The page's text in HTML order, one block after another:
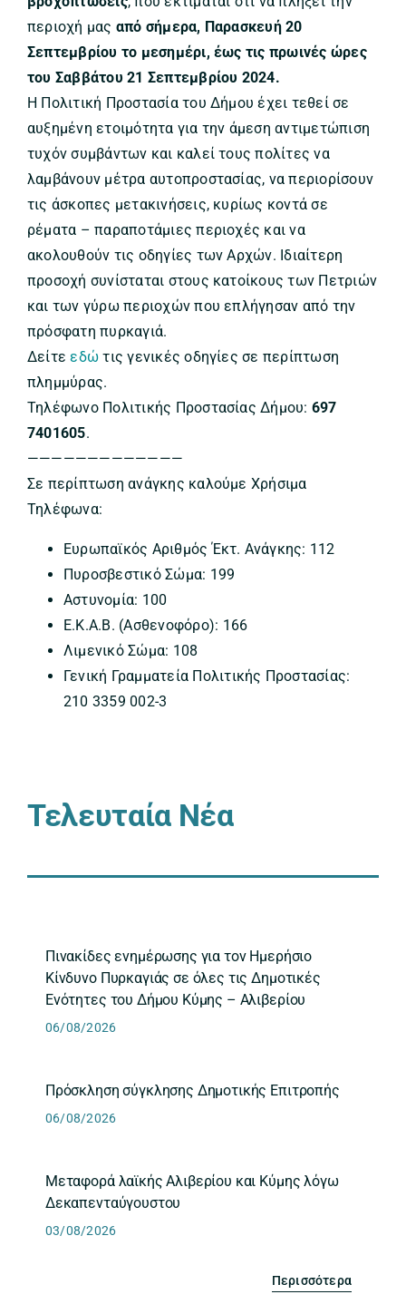
περιοχή μας από σήμερα, Παρασκευή 20
Σεπτεμβρίου το μεσημέρι, έως τις πρωινές ώρες
του Σαββάτου 21 Σεπτεμβρίου 2024.
Η Πολιτική Προστασία του Δήμου έχει τεθεί σε
αυξημένη ετοιμότητα για την άμεση αντιμετώπιση
τυχόν συμβάντων και καλεί τους πολίτες να
λαμβάνουν μέτρα αυτοπροστασίας, να περιορίσουν
τις άσκοπες μετακινήσεις, κυρίως κοντά σε
ρέματα – παραποτάμιες περιοχές και να
ακολουθούν τις οδηγίες των Αρχών. Ιδιαίτερη
προσοχή συνίσταται στους κατοίκους των Πετριών
και των γύρω περιοχών που επλήγησαν από την
πρόσφατη πυρκαγιά.
Δείτεεδώ τις γενικές οδηγίες σε περίπτωση
πλημμύρας.
Τηλέφωνο Πολιτικής Προστασίας Δήμου: 697
7401605.
—————————————
Σε περίπτωση ανάγκης καλούμε Χρήσιμα
Τηλέφωνα:
Ευρωπαϊκός Αριθμός Έκτ. Ανάγκης: 112
Πυροσβεστικό Σώμα: 199
Αστυνομία: 100
Ε.Κ.Α.Β. (Ασθενοφόρο): 166
Λιμενικό Σώμα: 108
Γενική Γραμματεία Πολιτικής Προστασίας:
210 3359 002-3
Τελευταία Νέα
Πινακίδες ενημέρωσης για τον Ημερήσιο
Κίνδυνο Πυρκαγιάς σε όλες τις Δημοτικές
Ενότητες του Δήμου Κύμης – Αλιβερίου
06/08/2026
Πρόσκληση σύγκλησης Δημοτικής Επιτροπής
06/08/2026
Μεταφορά λαϊκής Αλιβερίου και Κύμης λόγω
Δεκαπενταύγουστου
03/08/2026
Περισσότερα